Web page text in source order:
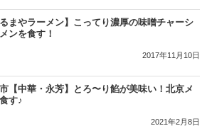
るまやラーメン】こってり濃厚の味噌チャーシ
ンを食す！
2017年11月10日
【中華・永芳】とろ〜り餡が美味い！北京メ
す♪
2021年2月8日